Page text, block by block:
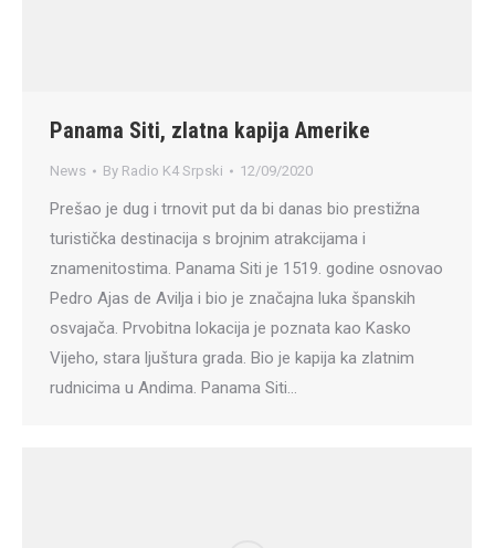
Panama Siti, zlatna kapija Amerike
News By Radio K4 Srpski 12/09/2020
Prešao je dug i trnovit put da bi danas bio prestižna
turistička destinacija s brojnim atrakcijama i
znamenitostima. Panama Siti je 1519. godine osnovao
Pedro Ajas de Avilja i bio je značajna luka španskih
osvajača. Prvobitna lokacija je poznata kao Kasko
Vijeho, stara ljuštura grada. Bio je kapija ka zlatnim
rudnicima u Andima. Panama Siti…